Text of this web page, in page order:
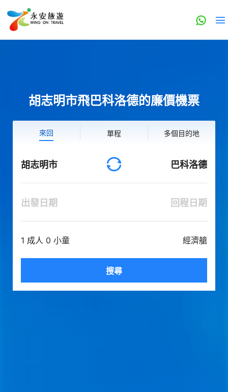
胡志明市飛巴科洛德的廉價機票
來回 單程 多個目的地
胡志明市 巴科洛德
出發日期 回程日期
1 成人 0 小童 經濟艙
搜尋